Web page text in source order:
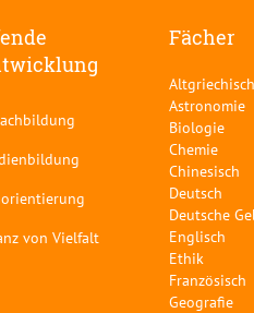
von Vielfalt
Fächer
Altgriechisch
Astronomie
Biologie
Chemie
Chinesisch
Deutsch
Deutsche
Englisch
Ethik
Französisch
Geografie